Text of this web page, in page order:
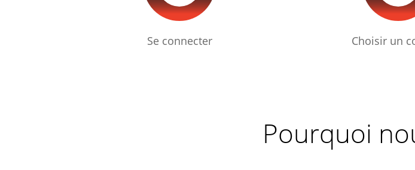
Se connecter Choisir un
Pourquoi